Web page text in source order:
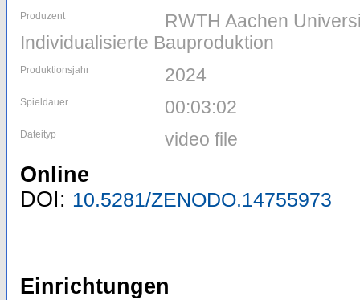
Produzent
RWTH Aachen
Individualisierte Bauproduktion
Produktionsjahr 2024
Spieldauer 00:03:02
Dateityp video file
Online
DOI: 10.5281/ZENODO.14755973
Einrichtungen